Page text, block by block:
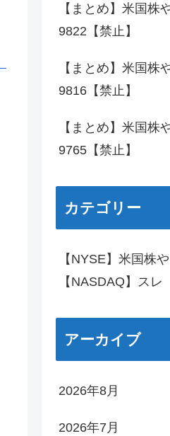
【まとめ】米国株
9822【禁止】
【まとめ】米国株
9816【禁止】
【まとめ】米国株
9765【禁止】
カテゴリー
【NYSE】米国株
【NASDAQ】スレ
アーカイブ
2026年8月
2026年7月